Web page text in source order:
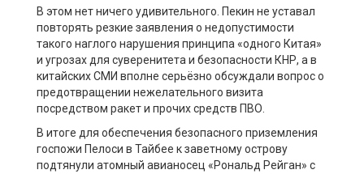
В этом нет ничего удивительного. Пекин не уставал
повторять резкие заявления о недопустимости
такого наглого нарушения принципа «одного Китая»
и угрозах для суверенитета и безопасности КНР, а в
китайских СМИ вполне серьёзно обсуждали вопрос о
предотвращении нежелательного визита
посредством ракет и прочих средств ПВО.
В итоге для обеспечения безопасного приземления
госпожи Пелоси в Тайбее к заветному острову
подтянули атомный авианосец «Рональд Рейган» с